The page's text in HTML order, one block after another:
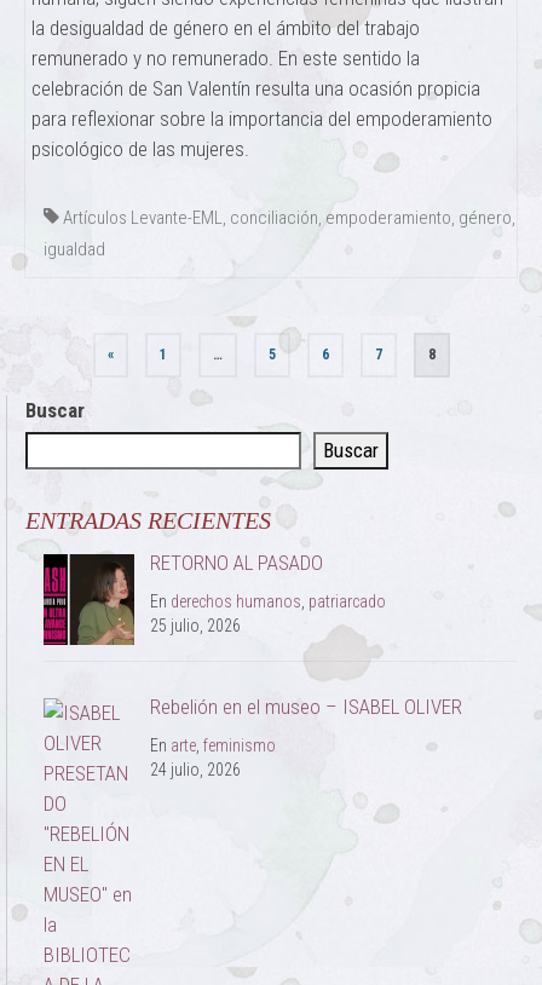
la desigualdad de género en el ámbito del trabajo
remunerado y no remunerado. En este sentido la
celebración de San Valentín resulta una ocasión propicia
para reflexionar sobre la importancia del empoderamiento
psicológico de las mujeres.
Artículos Levante-EML, conciliación, empoderamiento, género,
igualdad
Paginación
de
entradas
« 1 … 5 6 7 8
Buscar
Buscar
ENTRADAS RECIENTES
RETORNO AL PASADO
En derechos humanos patriarcado
25 julio, 2026
Rebelión en el museo – ISABEL OLIVER
En arte, feminismo
24 julio, 2026